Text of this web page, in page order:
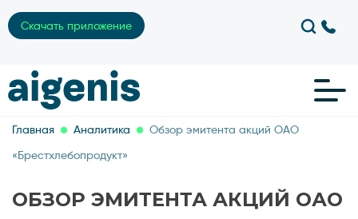
Скачать приложение
Главная Аналитика
Обзор эмитента акций ОАО
«Брестхлебопродукт»
ОБЗОР ЭМИТЕНТА АКЦИЙ ОАО